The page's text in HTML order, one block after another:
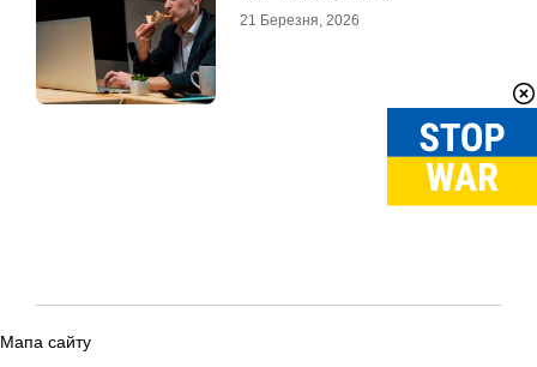
21 Березня, 2026
Мапа сайту